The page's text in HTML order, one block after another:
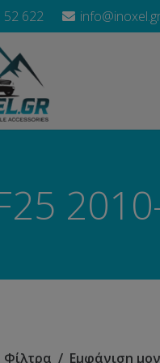
52 622
Φίλτρα Εμφάνιση